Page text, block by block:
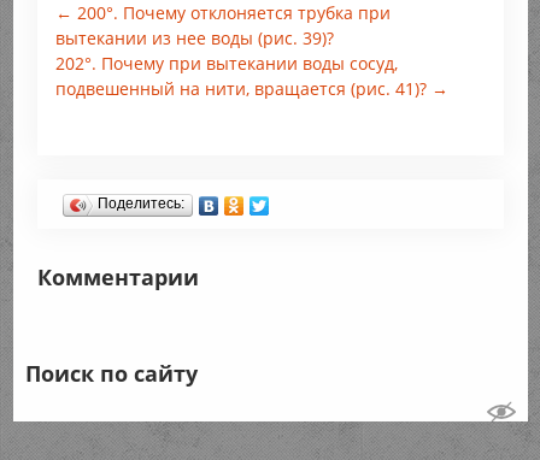
← 200°. Почему отклоняется трубка при
вытекании из нее воды (рис. 39)?
202°. Почему при вытекании воды сосуд,
подвешенный на нити, вращается (рис. 41)? →
Поделитесь:
Комментарии
Поиск по сайту